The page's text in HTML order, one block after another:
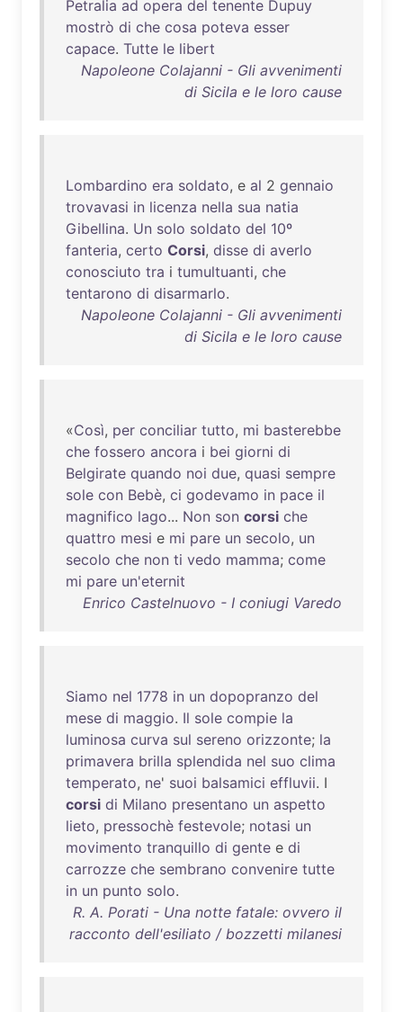
Petralia ad opera del tenente Dupuy
mostrò di che cosa poteva esser
capace. Tutte le libert
Napoleone Colajanni - Gli avvenimenti
di Sicila e le loro cause
Lombardino era soldato, e al 2 gennaio
trovavasi in licenza nella sua natia
Gibellina. Un solo soldato del 10º
fanteria, certo Corsi, disse di averlo
conosciuto tra i tumultuanti, che
tentarono di disarmarlo.
Napoleone Colajanni - Gli avvenimenti
di Sicila e le loro cause
«Così, per conciliar tutto, mi basterebbe
che fossero ancora i bei giorni di
Belgirate quando noi due, quasi sempre
sole con Bebè, ci godevamo in pace il
magnifico lago... Non son corsi che
quattro mesi e mi pare un secolo, un
secolo che non ti vedo mamma; come
mi pare un'eternit
Enrico Castelnuovo - I coniugi Varedo
Siamo nel 1778 in un dopopranzo del
mese di maggio. Il sole compie la
luminosa curva sul sereno orizzonte; la
primavera brilla splendida nel suo clima
temperato, ne' suoi balsamici effluvii. I
corsi di Milano presentano un aspetto
lieto, pressochè festevole; notasi un
movimento tranquillo di gente e di
carrozze che sembrano convenire tutte
in un punto solo.
R. A. Porati - Una notte fatale: ovvero il
racconto dell'esiliato / bozzetti milanesi